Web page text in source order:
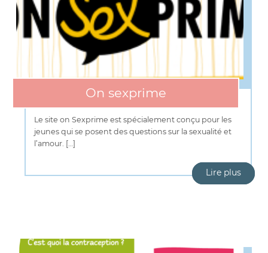
On sexprime
Le site on Sexprime est spécialement conçu pour les
jeunes qui se posent des questions sur la sexualité et
l’amour. […]
Lire plus